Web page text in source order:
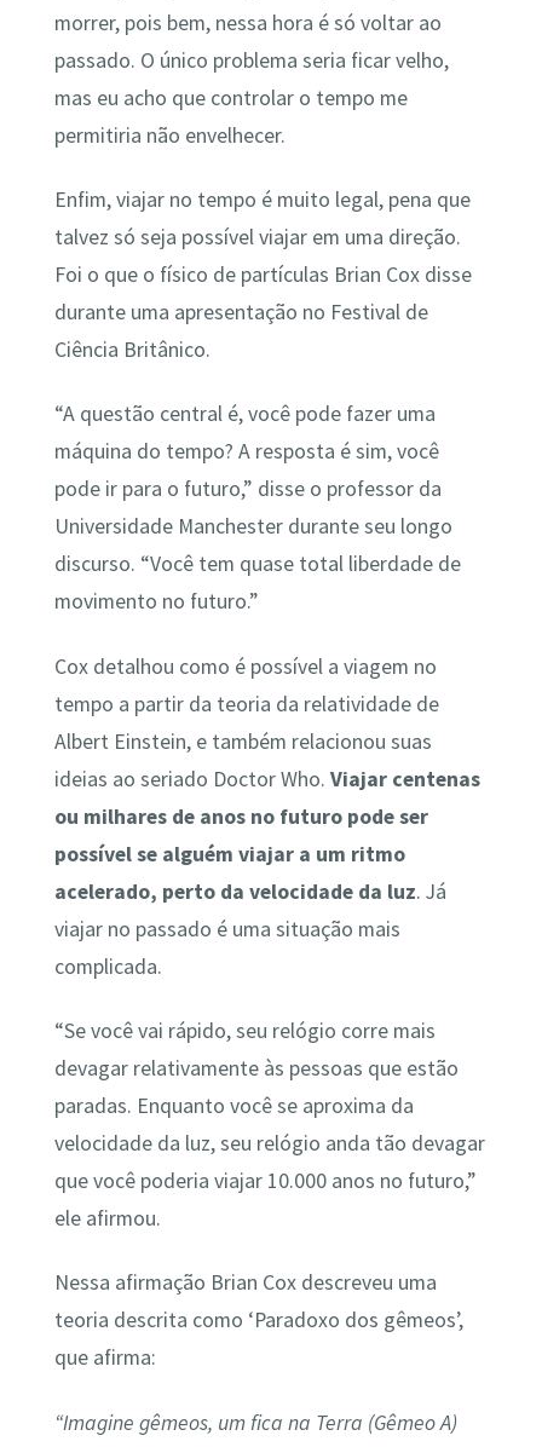
morrer, pois bem, nessa hora é só voltar ao
passado. O único problema seria ficar velho,
mas eu acho que controlar o tempo me
permitiria não envelhecer.
Enfim, viajar no tempo é muito legal, pena que
talvez só seja possível viajar em uma direção.
Foi o que o físico de partículas Brian Cox disse
durante uma apresentação no Festival de
Ciência Britânico.
“A questão central é, você pode fazer uma
máquina do tempo? A resposta é sim, você
pode ir para o futuro,” disse o professor da
Universidade Manchester durante seu longo
discurso. “Você tem quase total liberdade de
movimento no futuro.”
Cox detalhou como é possível a viagem no
tempo a partir da teoria da relatividade de
Albert Einstein, e também relacionou suas
ideias ao seriado Doctor Who. Viajar centenas
ou milhares de anos no futuro pode ser
possível se alguém viajar a um ritmo
acelerado, perto da velocidade da luz. Já
viajar no passado é uma situação mais
complicada.
“Se você vai rápido, seu relógio corre mais
devagar relativamente às pessoas que estão
paradas. Enquanto você se aproxima da
velocidade da luz, seu relógio anda tão devagar
que você poderia viajar 10.000 anos no futuro,”
ele afirmou.
Nessa afirmação Brian Cox descreveu uma
teoria descrita como ‘Paradoxo dos gêmeos’,
que afirma:
“Imagine gêmeos, um fica na Terra (Gêmeo A)